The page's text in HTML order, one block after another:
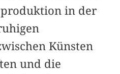
in der
Künsten
und die